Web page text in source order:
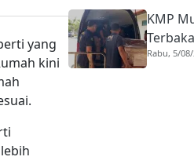
yang
kini
Persen
KMP
Rabu, 5/